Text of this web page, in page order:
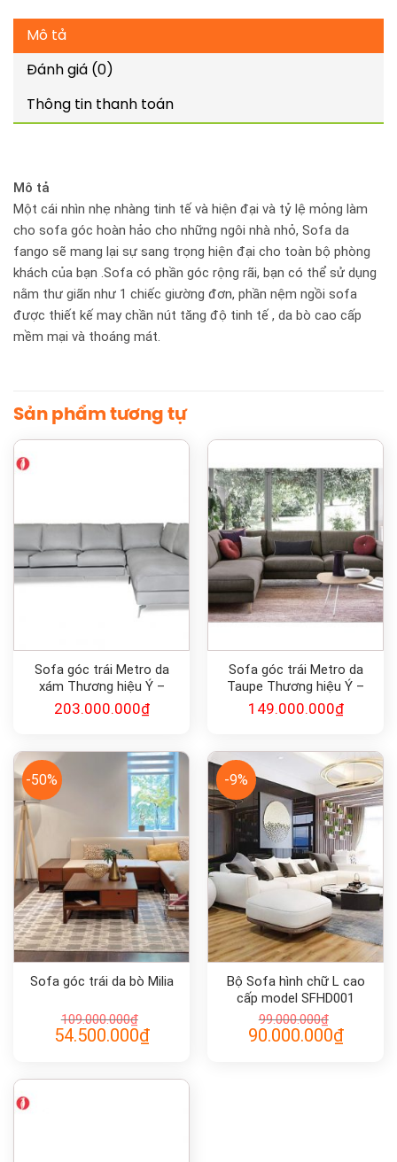
Mô tả
Đánh giá (0)
Thông tin thanh toán
Mô tả
Một cái nhìn nhẹ nhàng tinh tế và hiện đại và tỷ lệ mỏng làm
cho sofa góc hoàn hảo cho những ngôi nhà nhỏ, Sofa da
fango sẽ mang lại sự sang trọng hiện đại cho toàn bộ phòng
khách của bạn .Sofa có phần góc rộng rãi, bạn có thể sử dụng
nằm thư giãn như 1 chiếc giường đơn, phần nệm ngồi sofa
được thiết kế may chần nút tăng độ tinh tế , da bò cao cấp
mềm mại và thoáng mát.
Sản phẩm tương tự
Sofa góc trái Metro da
xám Thương hiệu Ý –
Calligaris
203.000.000₫
Sofa góc trái Metro da
Taupe Thương hiệu Ý –
Calligaris
149.000.000₫
-50%
Sofa góc trái da bò Milia
109.000.000₫
Giá
gốc
54.500.000₫Giá
hiện
54.500.000₫.
-9%
Bộ Sofa hình chữ L cao
cấp model SFHD001
99.000.000₫
Giá
gốc
90.000.000₫Giá
hiện